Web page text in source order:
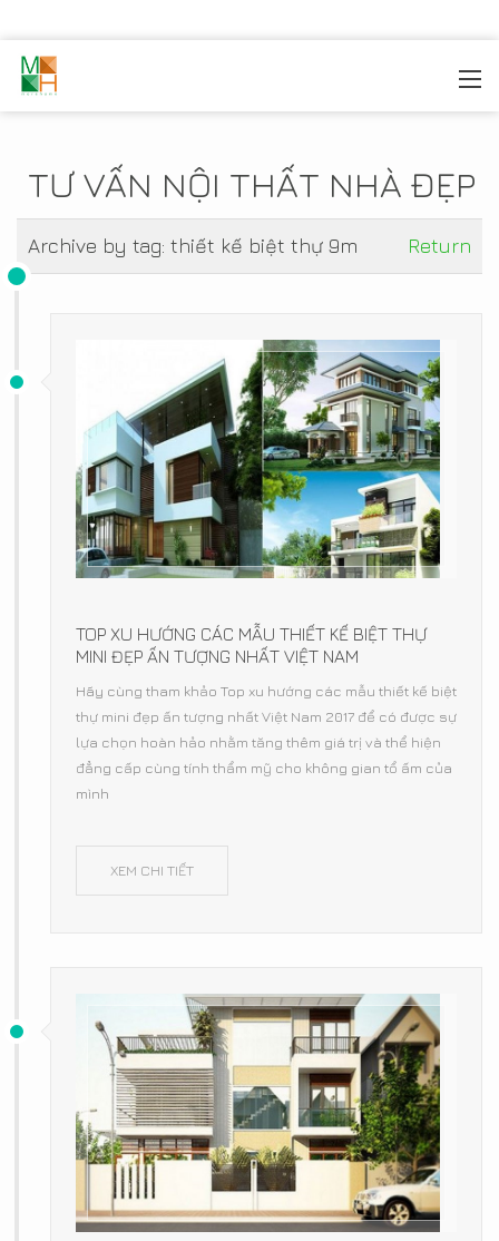
TƯ VẤN NỘI THẤT NHÀ ĐẸP
Archive by tag: thiết kế biệt thự 9m Return
TOP XU HƯỚNG CÁC MẪU THIẾT KẾ BIỆT THỰ
MINI ĐẸP ẤN TƯỢNG NHẤT VIỆT NAM
Hãy cùng tham khảo Top xu hướng các mẫu thiết kế biệt
thự mini đẹp ấn tượng nhất Việt Nam 2017 để có được sự
lựa chọn hoàn hảo nhằm tăng thêm giá trị và thể hiện
đẳng cấp cùng tính thẩm mỹ cho không gian tổ ấm của
mình
XEM CHI TIẾT